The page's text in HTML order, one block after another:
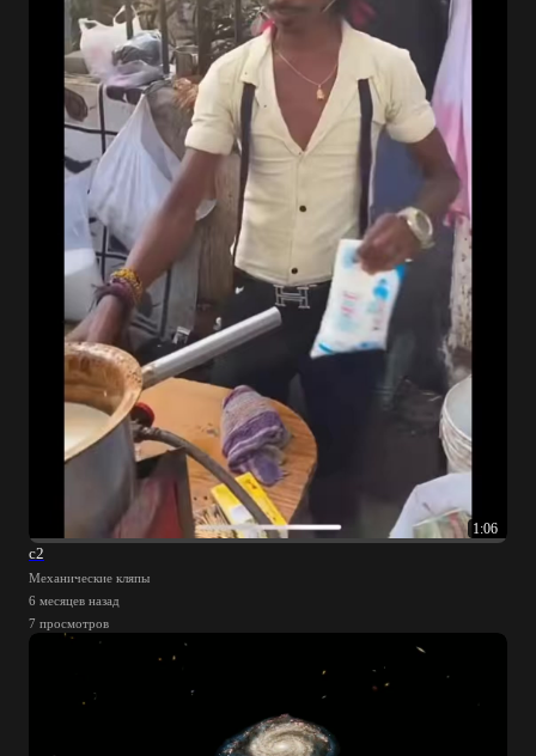
1:06
с2
Механические кляпы
6 месяцев назад
7 просмотров